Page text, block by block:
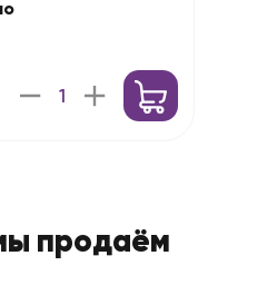
продаём